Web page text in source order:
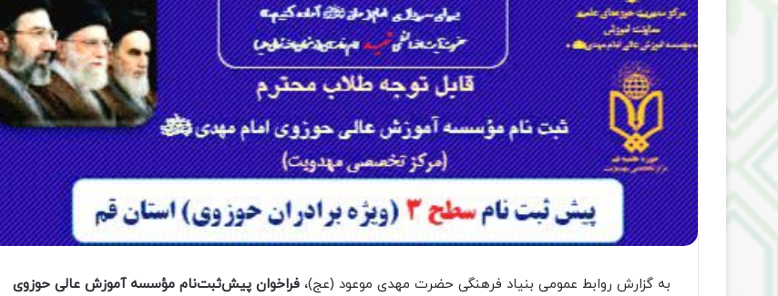
به گزارش روابط عمومی بنیاد فرهنگی حضرت مهدی موعود (عج)، فراخوان پیش‌ثبت‌نام مؤسسه آموزش عالی حوزوی